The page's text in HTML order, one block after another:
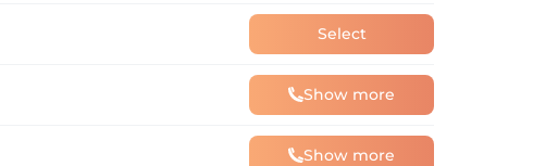
Select
Show more
Show more